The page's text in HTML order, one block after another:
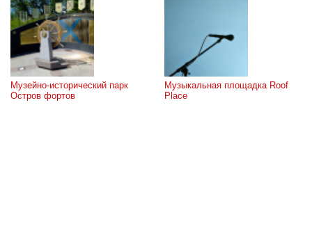
Музейно-исторический парк
Остров фортов
Музыкальная площадка Roof
Place